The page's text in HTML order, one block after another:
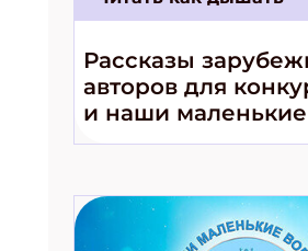
Рассказы
авторов для
и наши маленькие
волшебники!»